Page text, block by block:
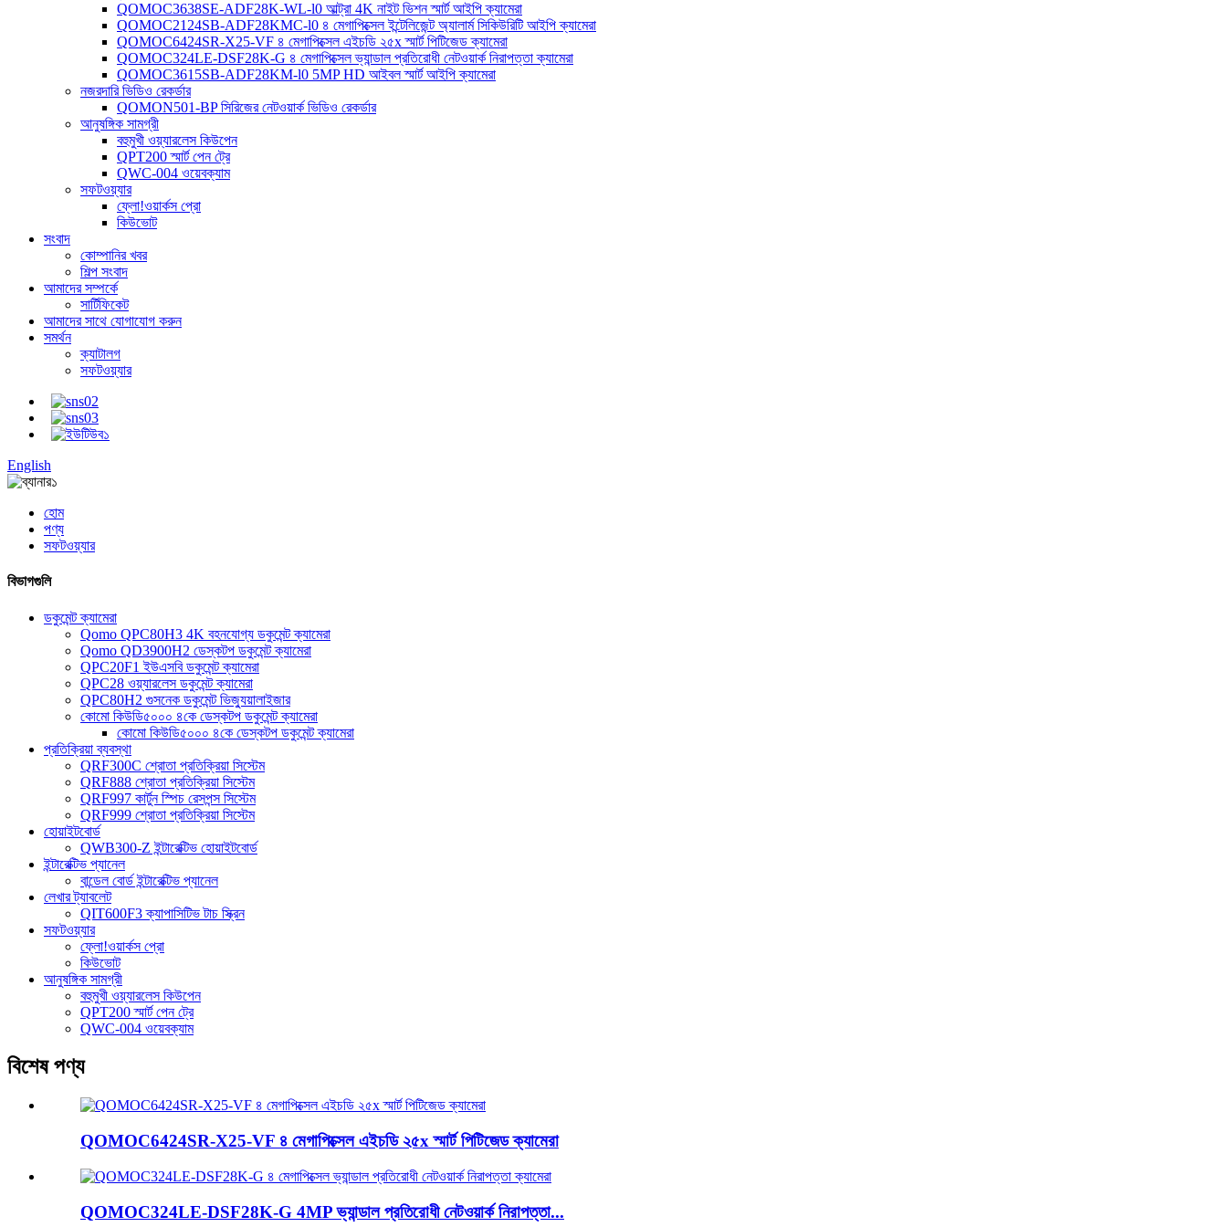
QOMOC3638SE-ADF28K-WL-l0 ​​আল্ট্রা 4K নাইট ভিশন স্মার্ট আইপি ক্যামেরা
QOMOC2124SB-ADF28KMC-l0 ৪ মেগাপিক্সেল ইন্টেলিজেন্ট অ্যালার্ম সিকিউরিটি আইপি ক্যামেরা
QOMOC6424SR-X25-VF ৪ মেগাপিক্সেল এইচডি ২৫x স্মার্ট পিটিজেড ক্যামেরা
QOMOC324LE-DSF28K-G ৪ মেগাপিক্সেল ভ্যান্ডাল প্রতিরোধী নেটওয়ার্ক নিরাপত্তা ক্যামেরা
QOMOC3615SB-ADF28KM-l0 5MP HD আইবল স্মার্ট আইপি ক্যামেরা
নজরদারি ভিডিও রেকর্ডার
QOMON501-BP সিরিজের নেটওয়ার্ক ভিডিও রেকর্ডার
আনুষঙ্গিক সামগ্রী
বহুমুখী ওয়্যারলেস কিউপেন
QPT200 স্মার্ট পেন ট্রে
QWC-004 ওয়েবক্যাম
সফটওয়্যার
ফ্লো!ওয়ার্কস প্রো
কিউভোট
সংবাদ
কোম্পানির খবর
শিল্প সংবাদ
আমাদের সম্পর্কে
সার্টিফিকেট
আমাদের সাথে যোগাযোগ করুন
সমর্থন
ক্যাটালগ
সফটওয়্যার
English
হোম
পণ্য
সফটওয়্যার
বিভাগগুলি
ডকুমেন্ট ক্যামেরা
Qomo QPC80H3 4K বহনযোগ্য ডকুমেন্ট ক্যামেরা
Qomo QD3900H2 ডেস্কটপ ডকুমেন্ট ক্যামেরা
QPC20F1 ইউএসবি ডকুমেন্ট ক্যামেরা
QPC28 ওয়্যারলেস ডকুমেন্ট ক্যামেরা
QPC80H2 গুসনেক ডকুমেন্ট ভিজ্যুয়ালাইজার
কোমো কিউডি৫০০০ ৪কে ডেস্কটপ ডকুমেন্ট ক্যামেরা
কোমো কিউডি৫০০০ ৪কে ডেস্কটপ ডকুমেন্ট ক্যামেরা
প্রতিক্রিয়া ব্যবস্থা
QRF300C শ্রোতা প্রতিক্রিয়া সিস্টেম
QRF888 শ্রোতা প্রতিক্রিয়া সিস্টেম
QRF997 কার্টুন স্পিচ রেসপন্স সিস্টেম
QRF999 শ্রোতা প্রতিক্রিয়া সিস্টেম
হোয়াইটবোর্ড
QWB300-Z ইন্টারেক্টিভ হোয়াইটবোর্ড
ইন্টারেক্টিভ প্যানেল
বান্ডেল বোর্ড ইন্টারেক্টিভ প্যানেল
লেখার ট্যাবলেট
QIT600F3 ক্যাপাসিটিভ টাচ স্ক্রিন
সফটওয়্যার
ফ্লো!ওয়ার্কস প্রো
কিউভোট
আনুষঙ্গিক সামগ্রী
বহুমুখী ওয়্যারলেস কিউপেন
QPT200 স্মার্ট পেন ট্রে
QWC-004 ওয়েবক্যাম
বিশেষ পণ্য
QOMOC6424SR-X25-VF ৪ মেগাপিক্সেল এইচডি ২৫x স্মার্ট পিটিজেড ক্যামেরা
QOMOC324LE-DSF28K-G 4MP ভ্যান্ডাল প্রতিরোধী নেটওয়ার্ক নিরাপত্তা...